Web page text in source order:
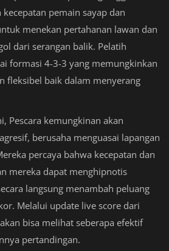
pemain sayap dan
menekan pertahanan lawan dan
dari serangan balik. Pelatih
formasi 4-3-3 yang memungkinkan
fleksibel baik dalam menyerang
Pescara kemungkinan akan
berusaha menguasai lapangan
percaya bahwa kecepatan dan
mereka dapat menghipnotis
langsung menambah peluang
Melalui update live score dari
bisa melihat seberapa efektif
pertandingan.